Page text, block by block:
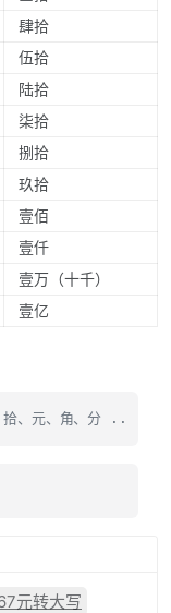
肆拾
伍拾
陆拾
柒拾
捌拾
玖拾
壹佰
壹仟
壹万（十千）
壹亿
拾、元、角、分 ..
元转大写